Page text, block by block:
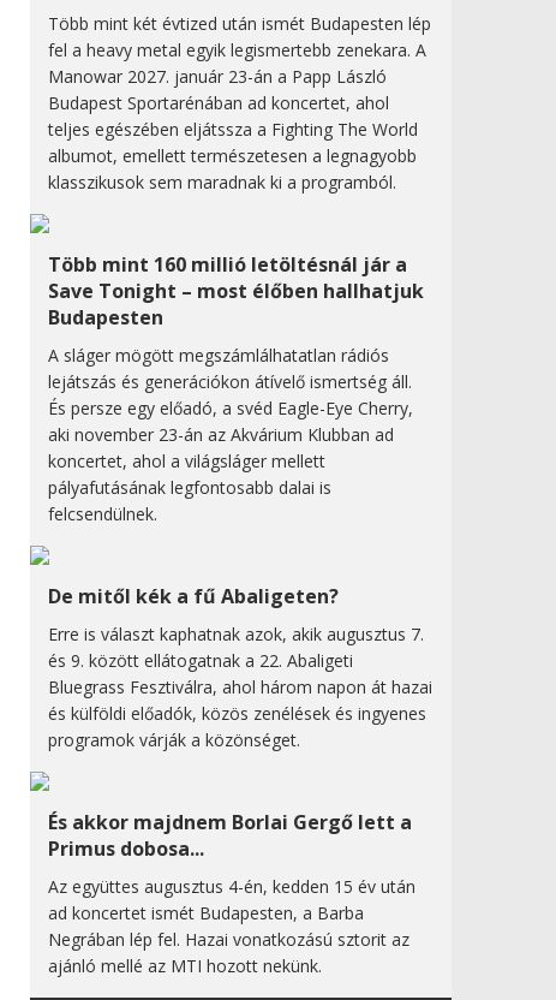
Több mint két évtized után ismét Budapesten lép
fel a heavy metal egyik legismertebb zenekara. A
Manowar 2027. január 23-án a Papp László
Budapest Sportarénában ad koncertet, ahol
teljes egészében eljátssza a Fighting The World
albumot, emellett természetesen a legnagyobb
klasszikusok sem maradnak ki a programból.
Több mint 160 millió letöltésnál jár a
Save Tonight – most élőben hallhatjuk
Budapesten
A sláger mögött megszámlálhatatlan rádiós
lejátszás és generációkon átívelő ismertség áll.
És persze egy előadó, a svéd Eagle-Eye Cherry,
aki november 23-án az Akvárium Klubban ad
koncertet, ahol a világsláger mellett
pályafutásának legfontosabb dalai is
felcsendülnek.
De mitől kék a fű Abaligeten?
Erre is választ kaphatnak azok, akik augusztus 7.
és 9. között ellátogatnak a 22. Abaligeti
Bluegrass Fesztiválra, ahol három napon át hazai
és külföldi előadók, közös zenélések és ingyenes
programok várják a közönséget.
És akkor majdnem Borlai Gergő lett a
Primus dobosa...
Az együttes augusztus 4-én, kedden 15 év után
ad koncertet ismét Budapesten, a Barba
Negrában lép fel. Hazai vonatkozású sztorit az
ajánló mellé az MTI hozott nekünk.